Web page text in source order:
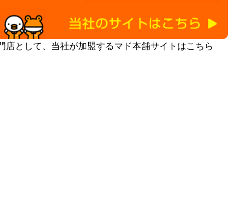
店として、当社が加盟するマド本舗サイトはこちら